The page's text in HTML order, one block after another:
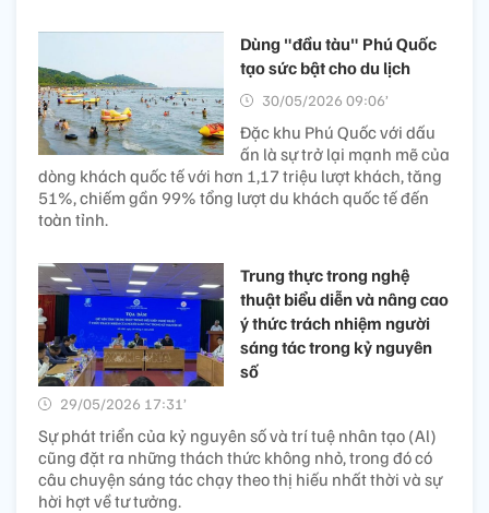
Dùng "đầu tàu" Phú Quốc
tạo sức bật cho du lịch
30/05/2026 09:06’
Đặc khu Phú Quốc với dấu
ấn là sự trở lại mạnh mẽ của
dòng khách quốc tế với hơn 1,17 triệu lượt khách, tăng
51%, chiếm gần 99% tổng lượt du khách quốc tế đến
toàn tỉnh.
Trung thực trong nghệ
thuật biểu diễn và nâng cao
ý thức trách nhiệm người
sáng tác trong kỷ nguyên
số
29/05/2026 17:31’
Sự phát triển của kỷ nguyên số và trí tuệ nhân tạo (Al)
cũng đặt ra những thách thức không nhỏ, trong đó có
câu chuyện sáng tác chạy theo thị hiếu nhất thời và sự
hời hợt về tư tưởng.